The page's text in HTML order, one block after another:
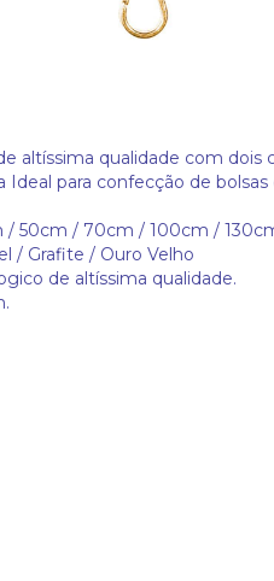
altíssima qualidade com dois
para confecção de bolsas
/ 50cm / 70cm / 100cm /
/ Grafite / Ouro Velho
de altíssima qualidade.